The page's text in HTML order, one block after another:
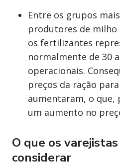
Entre os grupos
produtores de milho
os fertilizantes
normalmente de 30
operacionais.
preços da ração
aumentaram, o que,
um aumento no
O que os
considerar